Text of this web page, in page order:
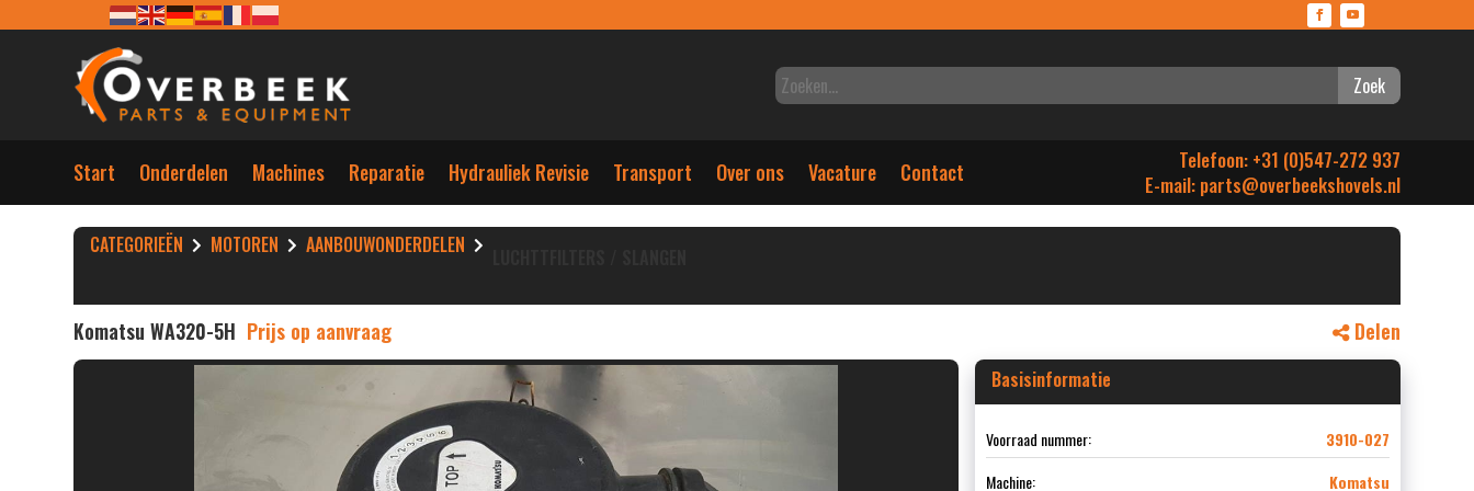
Zoek
Start Onderdelen Machines Reparatie Hydrauliek Revisie Transport Over ons Vacature Contact
Telefoon: +31 (0)547-272 937
E-mail: parts@overbeekshovels.nl
CATEGORIEËN MOTOREN AANBOUWONDERDELEN
Komatsu WA320-5H Prijs op aanvraag Delen
Basisinformatie
Voorraad nummer:
3910-027
Machine:
Komatsu